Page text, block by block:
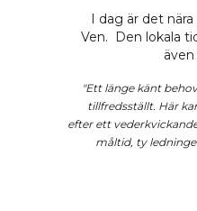
I dag är det
Ven. Den lokala
"Ett länge känt
tillfredsställt. Här
efter ett
måltid, ty